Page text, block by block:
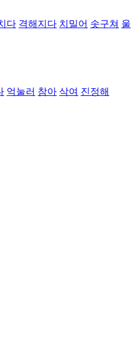
다 격해지다 치밀어 솟구쳐 울
억눌러 참아 삭여 진정해